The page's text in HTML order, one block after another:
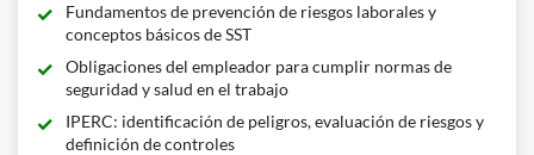
Fundamentos de prevención de riesgos laborales y
conceptos básicos de SST
Obligaciones del empleador para cumplir normas de
seguridad y salud en el trabajo
IPERC: identificación de peligros, evaluación de riesgos y
definición de controles